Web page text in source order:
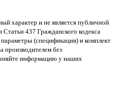
характер и не является публичной
437 Гражданского кодекса
(спецификация) и комплект
производителем без
информацию у наших